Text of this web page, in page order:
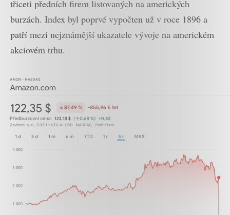
třiceti předních firem listovaných na amerických
burzách. Index byl poprvé vypočten už v roce 1896 a
patří mezi nejznámější ukazatele vývoje na americkém
akciovém trhu.